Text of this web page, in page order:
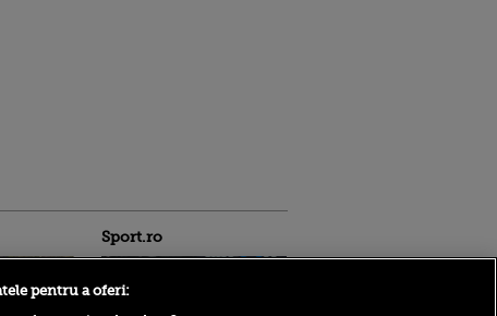
Sport.ro
pentru a oferi: